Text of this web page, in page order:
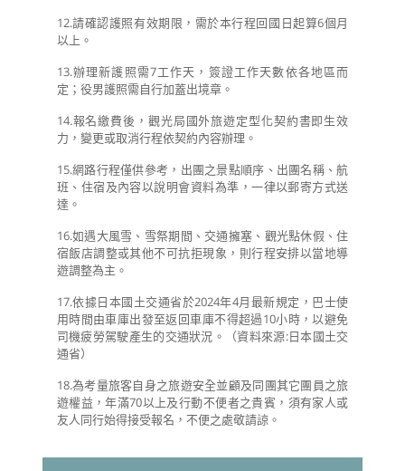
12.請確認護照有效期限，需於本行程回國日起算6個月
以上。
13.辦理新護照需7工作天，簽證工作天數依各地區而
定；役男護照需自行加蓋出境章。
14.報名繳費後，觀光局國外旅遊定型化契約書即生效
力，變更或取消行程依契約內容辦理。
15.網路行程僅供參考，出團之景點順序、出團名稱、航
班、住宿及內容以說明會資料為準，一律以郵寄方式送
達。
16.如遇大風雪、雪祭期間、交通擁塞、觀光點休假、住
宿飯店調整或其他不可抗拒現象，則行程安排以當地導
遊調整為主。
17.依據日本國土交通省於2024年4月最新規定，巴士使
用時間由車庫出發至返回車庫不得超過10小時，以避免
司機疲勞駕駛產生的交通狀況。（資料來源:日本國土交
通省）
18.為考量旅客自身之旅遊安全並顧及同團其它團員之旅
遊權益，年滿70以上及行動不便者之貴賓，須有家人或
友人同行始得接受報名，不便之處敬請諒。